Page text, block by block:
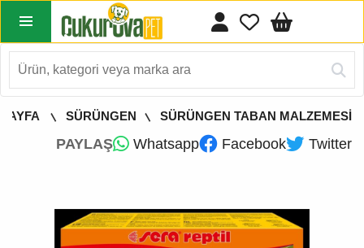
SÜRÜNGEN SÜRÜNGEN TABAN MALZEMESİ
PAYLAŞ Whatsapp Facebook Twitter